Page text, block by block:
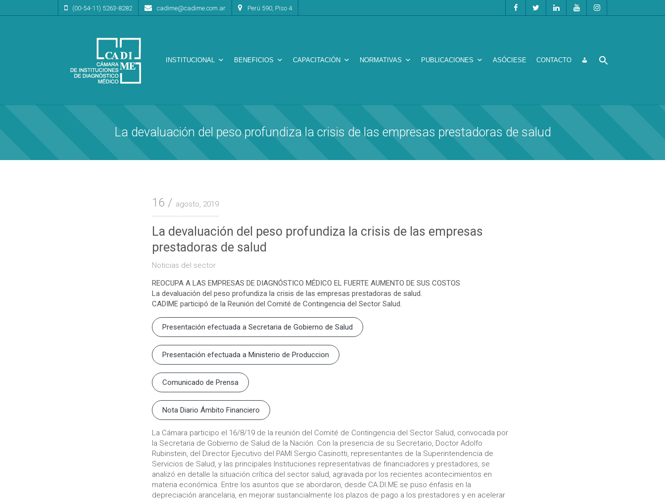
(00-54-11) 5263-8282 cadime@cadime.com.ar Perú 590, Piso 4
CA.DI.ME.
Cámara de Instituciones de Diagnóstico Médico
INSTITUCIONAL BENEFICIOS CAPACITACIÓN NORMATIVAS PUBLICACIONES ASÓCIESE CONTACTO
La devaluación del peso profundiza la crisis de las empresas prestadoras de salud
16 agosto, 2019
La devaluación del peso profundiza la crisis de las empresas
prestadoras de salud
Noticias del sector
REOCUPA A LAS EMPRESAS DE DIAGNÓSTICO MÉDICO EL FUERTE AUMENTO DE SUS COSTOS
La devaluación del peso profundiza la crisis de las empresas prestadoras de salud.
CADIME participó de la Reunión del Comité de Contingencia del Sector Salud.
Presentación efectuada a Secretaria de Gobierno de Salud
Presentación efectuada a Ministerio de Produccion
Comunicado de Prensa
Nota Diario Ámbito Financiero
La Cámara participo el 16/8/19 de la reunión del Comité de Contingencia del Sector Salud, convocada por
la Secretaria de Gobierno de Salud de la Nación. Con la presencia de su Secretario, Doctor Adolfo
Rubinstein, del Director Ejecutivo del PAMI Sergio Casinotti, representantes de la Superintendencia de
Servicios de Salud, y las principales Instituciones representativas de financiadores y prestadores, se
analizó en detalle la situación crítica del sector salud, agravada por los recientes acontecimientos en
materia económica. Entre los asuntos que se abordaron, desde CA.DI.ME se puso énfasis en la
depreciación arancelaria, en mejorar sustancialmente los plazos de pago a los prestadores y en acelerar